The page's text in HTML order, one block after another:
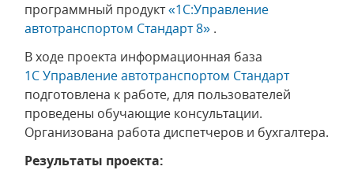
программный продукт«1С:Управление
автотранспортом Стандарт 8» .
В ходе проекта информационная база
1С Управление автотранспортом Стандарт
подготовлена к работе, для пользователей
проведены обучающие консультации.
Организована работа диспетчеров и бухгалтера.
Результаты проекта: